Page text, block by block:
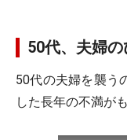
50代、夫婦
50代の夫婦を襲う
した長年の不満が